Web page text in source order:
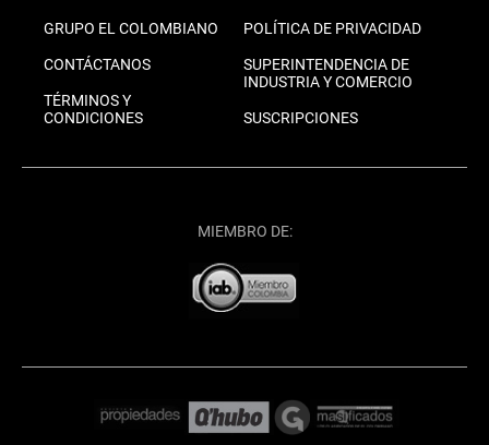
GRUPO EL COLOMBIANO
CONTÁCTANOS
TÉRMINOS Y
CONDICIONES
POLÍTICA DE PRIVACIDAD
SUPERINTENDENCIA DE
INDUSTRIA Y COMERCIO
SUSCRIPCIONES
MIEMBRO DE: